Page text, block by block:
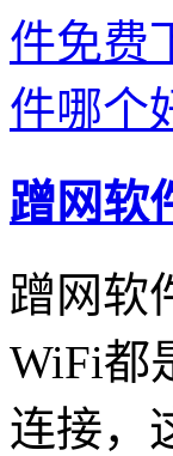
蹭网软
蹭网软
WiFi都
连接，